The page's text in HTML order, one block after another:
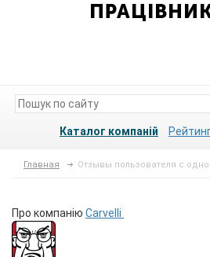
Каталог компаній
Главная Отзывы пользователя с
Про компанію Carvelli